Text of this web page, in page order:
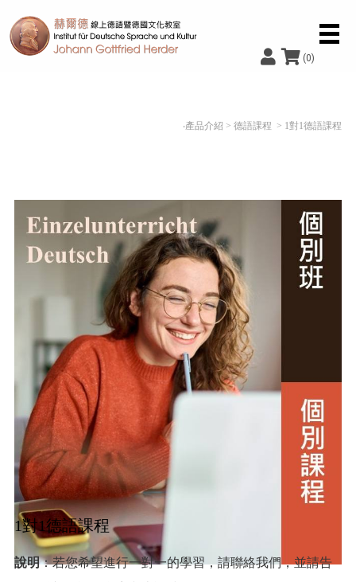
(0)
‧產品介紹 >德語課程 > 1對1德語課程
1對1德語課程
說明：若您希望進行一對一的學習，請聯絡我們，並請告